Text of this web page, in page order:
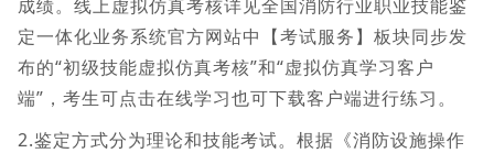
成绩。线上虚拟仿真考核详见全国消防行业职业技能鉴
定一体化业务系统官方网站中【考试服务】板块同步发
布的“初级技能虚拟仿真考核”和“虚拟仿真学习客户
端”，考生可点击在线学习也可下载客户端进行练习。
2.鉴定方式分为理论和技能考试。根据《消防设施操作